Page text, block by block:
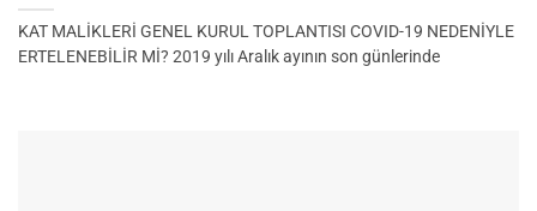
KAT MALİKLERİ GENEL KURUL TOPLANTISI COVID-19 NEDENİYLE
ERTELENEBİLİR Mİ? 2019 yılı Aralık ayının son günlerinde